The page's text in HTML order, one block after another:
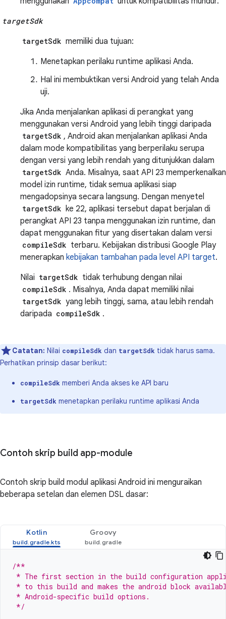
targetSdk
targetSdk memiliki dua tujuan:
Menetapkan perilaku runtime aplikasi Anda.
Hal ini membuktikan versi Android yang telah Anda
uji.
Jika Anda menjalankan aplikasi di perangkat yang
menggunakan versi Android yang lebih tinggi daripada
targetSdk , Android akan menjalankan aplikasi Anda
dalam mode kompatibilitas yang berperilaku serupa
dengan versi yang lebih rendah yang ditunjukkan dalam
targetSdk Anda. Misalnya, saat API 23 memperkenalkan
model izin runtime, tidak semua aplikasi siap
mengadopsinya secara langsung. Dengan menyetel
targetSdk ke 22, aplikasi tersebut dapat berjalan di
perangkat API 23 tanpa menggunakan izin runtime, dan
dapat menggunakan fitur yang disertakan dalam versi
compileSdk terbaru. Kebijakan distribusi Google Play
menerapkan kebijakan tambahan pada level API target.
Nilai targetSdk tidak terhubung dengan nilai
compileSdk . Misalnya, Anda dapat memiliki nilai
targetSdk yang lebih tinggi, sama, atau lebih rendah
daripada compileSdk .
Catatan: Nilai compileSdk dan targetSdk tidak harus sama.
Perhatikan prinsip dasar berikut:
compileSdk memberi Anda akses ke API baru
targetSdk menetapkan perilaku runtime aplikasi Anda
Contoh skrip build app-module
Contoh skrip build modul aplikasi Android ini menguraikan
beberapa setelan dan elemen DSL dasar:
Kotlin Groovy
/**
* The first section in the build configuration
* to this build and makes the android block
* Android-specific build options.
*/